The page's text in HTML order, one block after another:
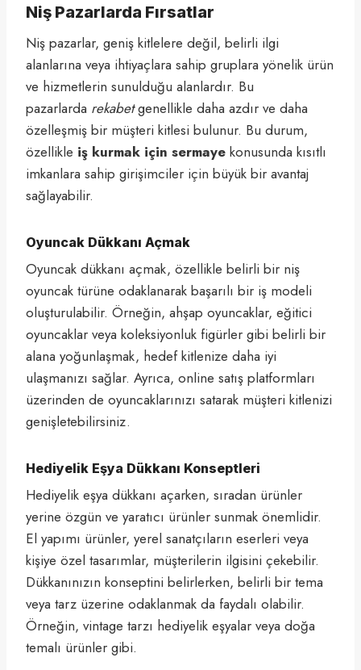
Niş Pazarlarda Fırsatlar
Niş pazarlar, geniş kitlelere değil, belirli ilgi
alanlarına veya ihtiyaçlara sahip gruplara yönelik ürün
ve hizmetlerin sunulduğu alanlardır. Bu
pazarlarda rekabetgenellikle daha azdır ve daha
özelleşmiş bir müşteri kitlesi bulunur. Bu durum,
özellikle iş kurmak için sermaye konusunda kısıtlı
imkanlara sahip girişimciler için büyük bir avantaj
sağlayabilir.
Oyuncak Dükkanı Açmak
Oyuncak dükkanı açmak, özellikle belirli bir niş
oyuncak türüne odaklanarak başarılı bir iş modeli
oluşturulabilir. Örneğin, ahşap oyuncaklar, eğitici
oyuncaklar veya koleksiyonluk figürler gibi belirli bir
alana yoğunlaşmak, hedef kitlenize daha iyi
ulaşmanızı sağlar. Ayrıca, online satış platformları
üzerinden de oyuncaklarınızı satarak müşteri kitlenizi
genişletebilirsiniz.
Hediyelik Eşya Dükkanı Konseptleri
Hediyelik eşya dükkanı açarken, sıradan ürünler
yerine özgün ve yaratıcı ürünler sunmak önemlidir.
El yapımı ürünler, yerel sanatçıların eserleri veya
kişiye özel tasarımlar, müşterilerin ilgisini çekebilir.
Dükkanınızın konseptini belirlerken, belirli bir tema
veya tarz üzerine odaklanmak da faydalı olabilir.
Örneğin, vintage tarzı hediyelik eşyalar veya doğa
temalı ürünler gibi.